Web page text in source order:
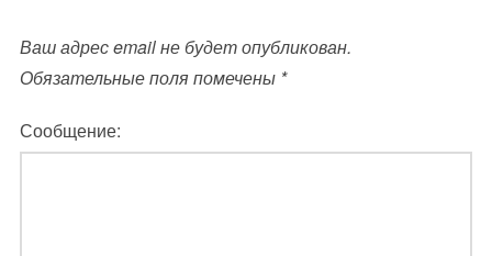
Ваш адрес email не будет опубликован.
Обязательные поля помечены *
Сообщение: